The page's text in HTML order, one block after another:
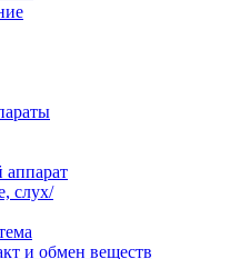
слух/
и обмен веществ